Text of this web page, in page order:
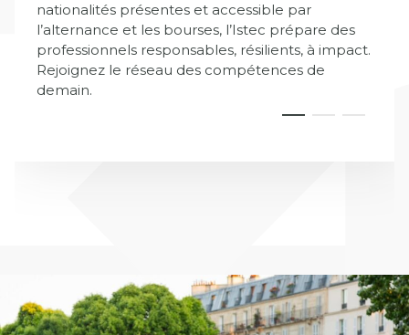
nationalités présentes et accessible par
l’alternance et les bourses, l’Istec prépare des
professionnels responsables, résilients, à impact.
Rejoignez le réseau des compétences de
demain.